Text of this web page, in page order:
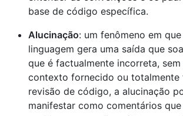
base de código específica.
Alucinação: um fenômeno em
linguagem gera uma saída que
que é factualmente incorreta,
contexto fornecido ou totalmente
revisão de código, a alucinação
manifestar como comentários